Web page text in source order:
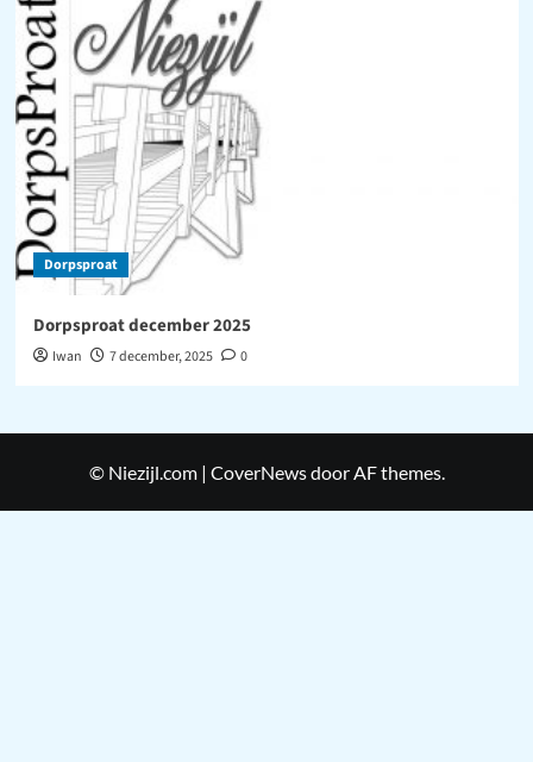
Dorpsproat
Dorpsproat december 2025
Iwan 7 december, 2025 0
© Niezijl.com | CoverNewsdoor AF themes.